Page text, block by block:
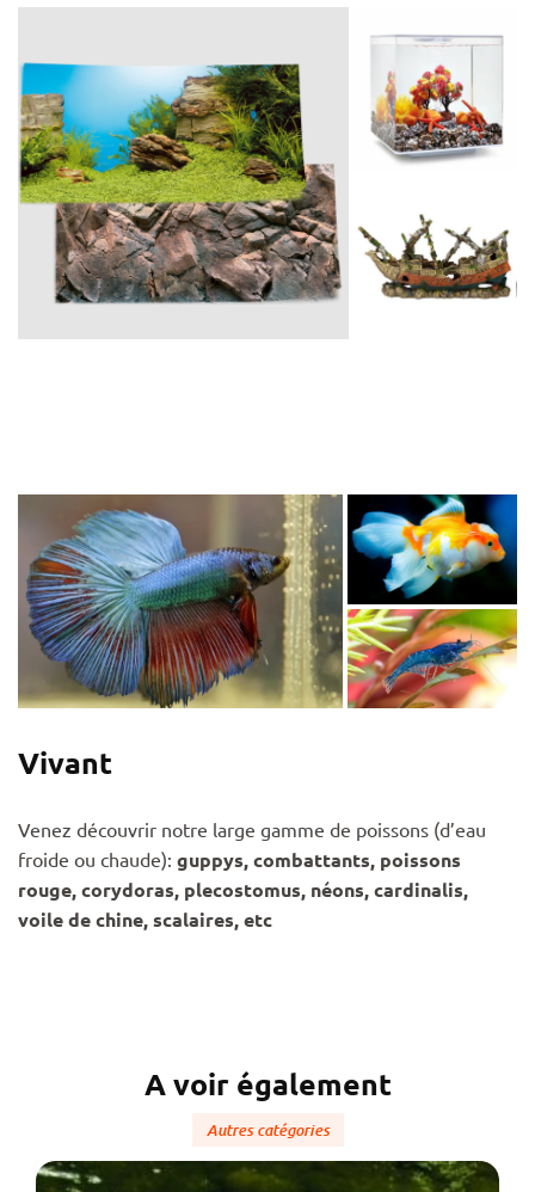
Vivant
Venez découvrir notre large gamme de poissons (d’eau
froide ou chaude): guppys, combattants, poissons
rouge, corydoras, plecostomus, néons, cardinalis,
voile de chine, scalaires, etc
A voir également
Autres catégories